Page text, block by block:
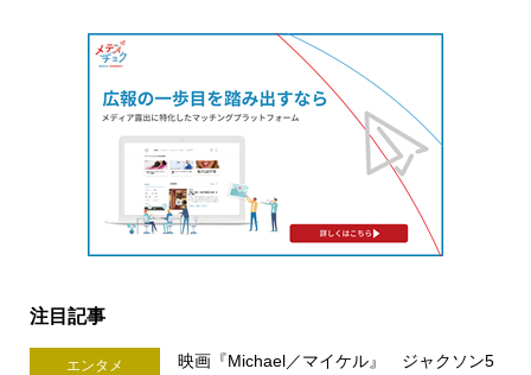
注目記事
エンタメ
映画『Michael／マイケル』 ジャクソン5